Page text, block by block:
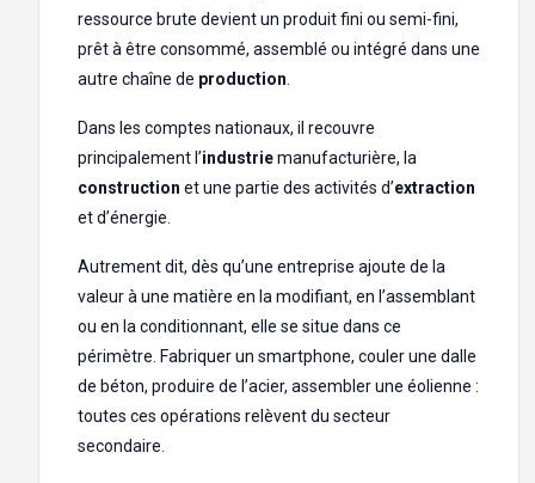
ressource brute devient un produit fini ou semi-fini,
prêt à être consommé, assemblé ou intégré dans une
autre chaîne de production
Dans les comptes nationaux, il recouvre
principalement l’industriemanufacturière, la
construction et une partie des activités d’extraction
et d’énergie.
Autrement dit, dès qu’une entreprise ajoute de la
valeur à une matière en la modifiant, en l’assemblant
ou en la conditionnant, elle se situe dans ce
périmètre. Fabriquer un smartphone, couler une dalle
de béton, produire de l’acier, assembler une éolienne :
toutes ces opérations relèvent du secteur
secondaire.